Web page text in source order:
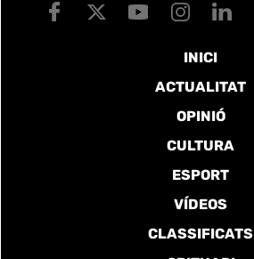
INICI
ACTUALITAT
OPINIÓ
CULTURA
ESPORT
VÍDEOS
CLASSIFICATS